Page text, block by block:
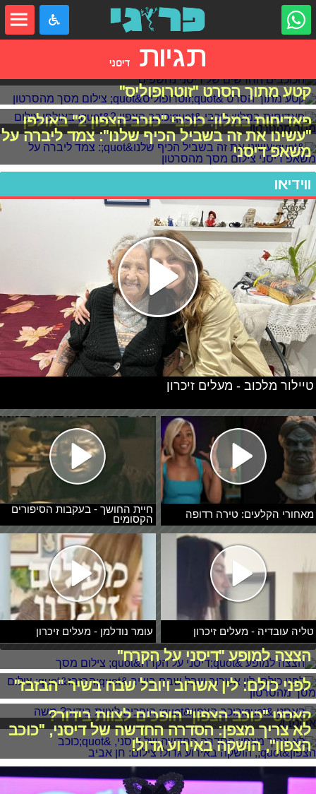
תגיות דיסני
הכוכבים החדשים של דיסני נחשפים
קטע מתוך הסרט "זוטרופוליס"
פאדיחות במלון: כוכבי "כוכב הצפון 2" באולפן
"עשינו את זה בשביל הכיף שלנו": צמד ליברה על
משאפ דיסני
ווידיאו
מאחורי הקלעים: טירה רדופה
חיית החושך - בעקבות הסיפורים
הקסומים
טליה עובדיה - מעלים זיכרון עומר נודלמן - מעלים זיכרון
טיילור מלכוב - מעלים זיכרון
הצצה למופע "דיסני על הקרח"
לפני כולם: לין אשרוב ויובל שבח בשיר "הבזבז"
קאסט "כוכב הצפון" הופכים לצוות בידור?
לא צריך מצפן: הסדרה החדשה של דיסני, "כוכב
הצפון", הושקה באירוע גדול!